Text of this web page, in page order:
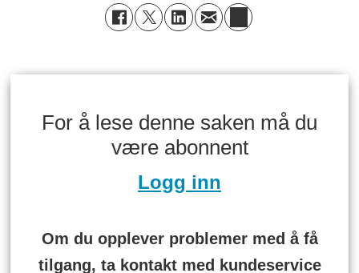
For å lese denne saken må du
være abonnent
Logg inn
Om du opplever problemer med å få
tilgang, ta kontakt med kundeservice